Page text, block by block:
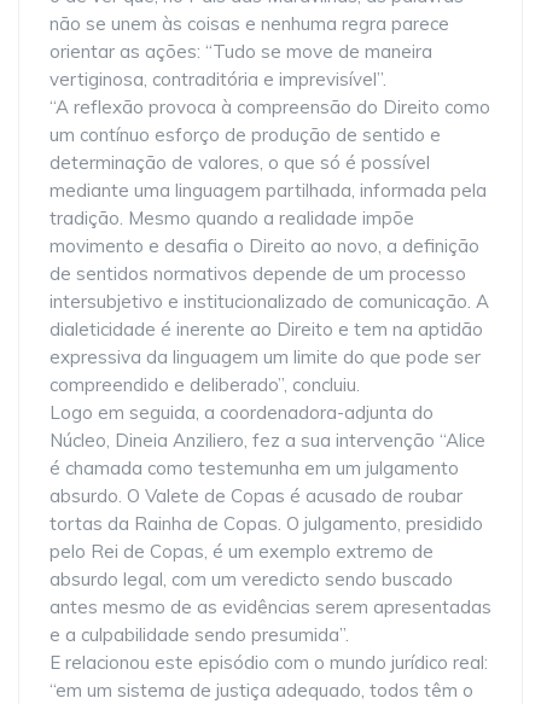
não se unem às coisas e nenhuma regra parece
orientar as ações: “Tudo se move de maneira
vertiginosa, contraditória e imprevisível”.
“A reflexão provoca à compreensão do Direito como
um contínuo esforço de produção de sentido e
determinação de valores, o que só é possível
mediante uma linguagem partilhada, informada pela
tradição. Mesmo quando a realidade impõe
movimento e desafia o Direito ao novo, a definição
de sentidos normativos depende de um processo
intersubjetivo e institucionalizado de comunicação. A
dialeticidade é inerente ao Direito e tem na aptidão
expressiva da linguagem um limite do que pode ser
compreendido e deliberado”, concluiu.
Logo em seguida, a coordenadora-adjunta do
Núcleo, Dineia Anziliero, fez a sua intervenção “Alice
é chamada como testemunha em um julgamento
absurdo. O Valete de Copas é acusado de roubar
tortas da Rainha de Copas. O julgamento, presidido
pelo Rei de Copas, é um exemplo extremo de
absurdo legal, com um veredicto sendo buscado
antes mesmo de as evidências serem apresentadas
e a culpabilidade sendo presumida”.
E relacionou este episódio com o mundo jurídico real:
“em um sistema de justiça adequado, todos têm o